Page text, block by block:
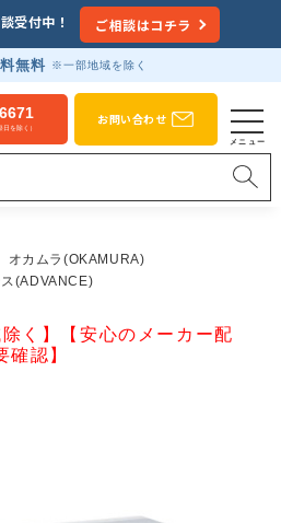
受付中！ ご相談はコチラ
無料 ※一部地域を除く
日を除く）
お問い合わせ
オカムラ(OKAMURA)
(ADVANCE)
く】【安心のメーカー配
認】